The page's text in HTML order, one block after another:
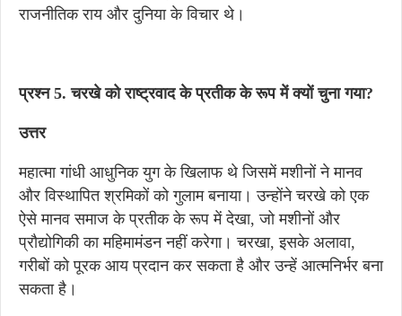
राजनीतिक राय और दुनिया के विचार थे।
प्रश्न 5. चरखे को राष्ट्रवाद के प्रतीक के रूप में क्यों चुना गया?
उत्तर
महात्मा गांधी आधुनिक युग के खिलाफ थे जिसमें मशीनों ने मानव
और विस्थापित श्रमिकों को गुलाम बनाया। उन्होंने चरखे को एक
ऐसे मानव समाज के प्रतीक के रूप में देखा, जो मशीनों और
प्रौद्योगिकी का महिमामंडन नहीं करेगा। चरखा, इसके अलावा,
गरीबों को पूरक आय प्रदान कर सकता है और उन्हें आत्मनिर्भर बना
सकता है।